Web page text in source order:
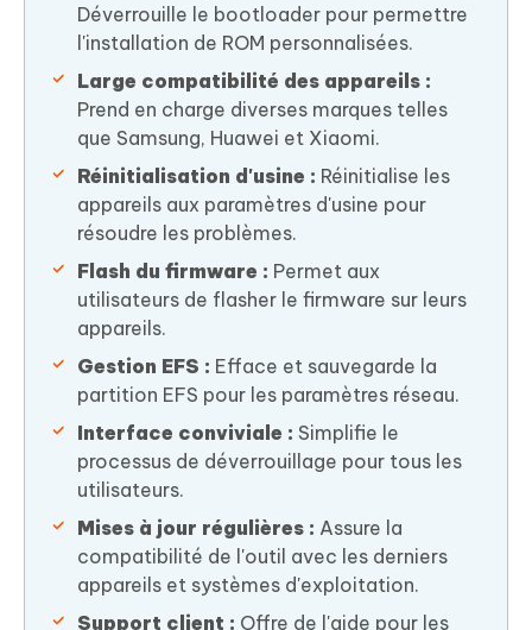
Déverrouille le bootloader pour permettre
l'installation de ROM personnalisées.
Large compatibilité des appareils :
Prend en charge diverses marques telles
que Samsung, Huawei et Xiaomi.
Réinitialisation d'usine : Réinitialise les
appareils aux paramètres d'usine pour
résoudre les problèmes.
Flash du firmware : Permet aux
utilisateurs de flasher le firmware sur leurs
appareils.
Gestion EFS : Efface et sauvegarde la
partition EFS pour les paramètres réseau.
Interface conviviale : Simplifie le
processus de déverrouillage pour tous les
utilisateurs.
Mises à jour régulières : Assure la
compatibilité de l'outil avec les derniers
appareils et systèmes d'exploitation.
Support client : Offre de l'aide pour les